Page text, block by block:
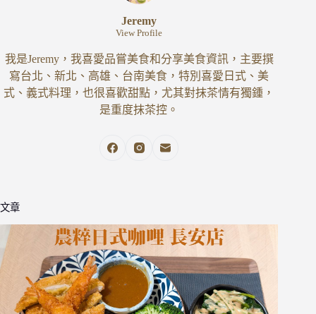
Jeremy
View Profile
我是Jeremy，我喜愛品嘗美食和分享美食資訊，主要撰
寫台北、新北、高雄、台南美食，特別喜愛日式、美
式、義式料理，也很喜歡甜點，尤其對抹茶情有獨鍾，
是重度抹茶控。
文章